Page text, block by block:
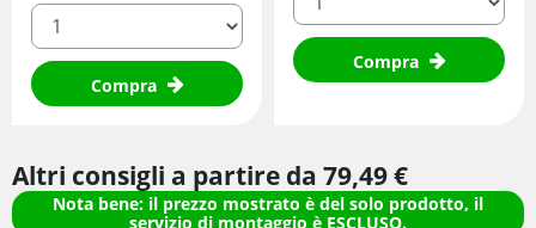
quantità
Compra
Compra
Altri consigli a partire da 79,49€
Nota bene: il prezzo mostrato è del solo prodotto, il
servizio di montaggio è ESCLUSO.